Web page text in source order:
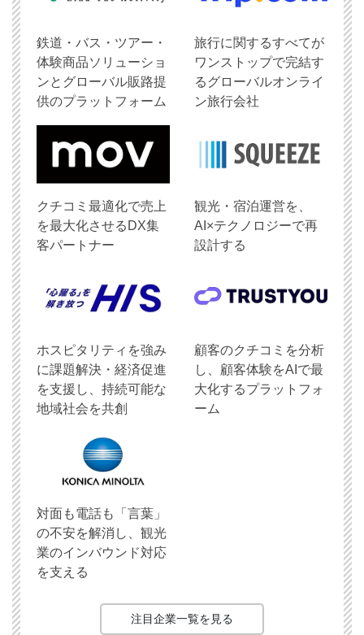
鉄道・バス・ツアー・
体験商品ソリューショ
ンとグローバル販路提
供のプラットフォーム
旅行に関するすべてが
ワンストップで完結す
るグローバルオンライ
ン旅行会社
クチコミ最適化で売上
を最大化させるDX集
客パートナー
観光・宿泊運営を、
AI×テクノロジーで再
設計する
ホスピタリティを強み
に課題解決・経済促進
を支援し、持続可能な
地域社会を共創
顧客のクチコミを分析
し、顧客体験をAIで最
大化するプラットフォ
ーム
対面も電話も「言葉」
の不安を解消し、観光
業のインバウンド対応
を支える
注目企業一覧を見る